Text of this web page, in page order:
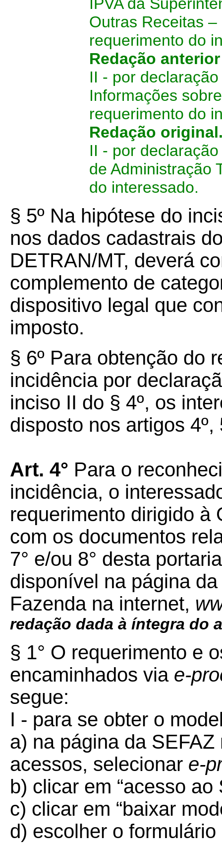
Outras Receitas
requerimento do
Redação
II - por
Informações
requerimento do
Redação
II - por
de Administração
do interessado.
§ 5º Na hipótese do
nos dados cadastrais
DETRAN/MT, deverá
complemento de
dispositivo legal que
imposto.
§ 6º Para obtenção do
incidência por
inciso II do § 4º, os
disposto nos artigos 4º,
Art. 4° Para o
incidência, o
requerimento dirigido à
com os documentos
7° e/ou 8° desta
disponível na página
Fazenda na internet,
redação dada à íntegra do
§ 1° O requerimento e
encaminhados via e-
segue:
I - para se obter o
a) na página da
acessos, selecionar e-
b) clicar em “acesso
c) clicar em “baixar
d) escolher o